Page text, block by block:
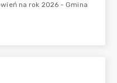
na rok 2026 - Gmina